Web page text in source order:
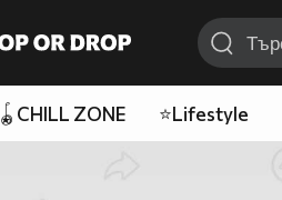
🪀CHILL ZONE ⭐Lifestyle